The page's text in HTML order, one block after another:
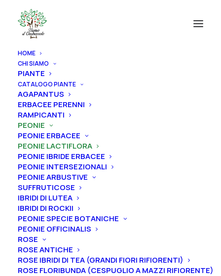
HOME
CHI SIAMO
PIANTE
CATALOGO PIANTE
AGAPANTUS
ERBACEE PERENNI
RAMPICANTI
PEONIE
PEONIE ERBACEE
PEONIE LACTIFLORA
PEONIE IBRIDE ERBACEE
PEONIE INTERSEZIONALI
PEONIE ARBUSTIVE
SUFFRUTICOSE
IBRIDI DI LUTEA
IBRIDI DI ROCKII
PEONIE SPECIE BOTANICHE
PEONIE OFFICINALIS
ROSE
ROSE ANTICHE
ROSE IBRIDI DI TEA (GRANDI FIORI RIFIORENTI)
ROSE FLORIBUNDA (CESPUGLIO A MAZZI RIFIORENTE)
Home Peonie
Peonie lactiflora
Peonia lactiflora “Lancaster”
Peonia lactiflora
“Lancaster”